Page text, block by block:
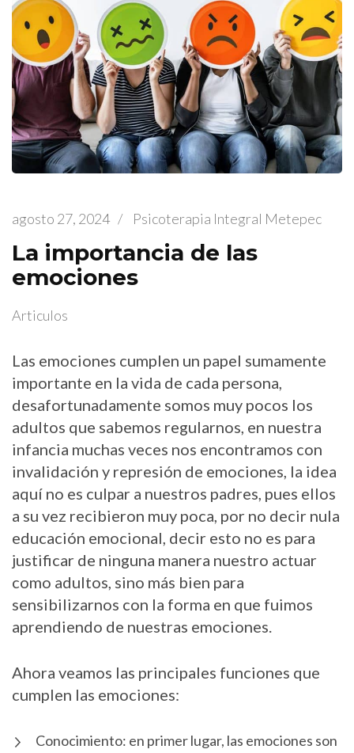
agosto 27, 2024 / Psicoterapia Integral Metepec
La importancia de las
emociones
Articulos
Las emociones cumplen un papel sumamente
importante en la vida de cada persona,
desafortunadamente somos muy pocos los
adultos que sabemos regularnos, en nuestra
infancia muchas veces nos encontramos con
invalidación y represión de emociones, la idea
aquí no es culpar a nuestros padres, pues ellos
a su vez recibieron muy poca, por no decir nula
educación emocional, decir esto no es para
justificar de ninguna manera nuestro actuar
como adultos, sino más bien para
sensibilizarnos con la forma en que fuimos
aprendiendo de nuestras emociones.
Ahora veamos las principales funciones que
cumplen las emociones:
Conocimiento: en primer lugar, las emociones son